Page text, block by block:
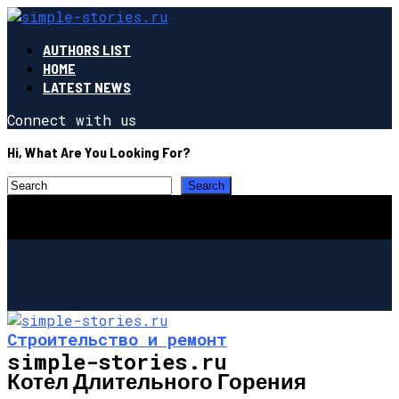
AUTHORS LIST
HOME
LATEST NEWS
Connect with us
Hi, What Are You Looking For?
simple-stories.ru
Строительство и ремонт
Котел Длительного Горения